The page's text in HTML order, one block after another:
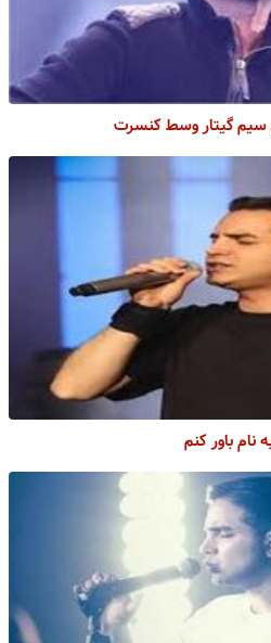
سیم گیتار وسط کنسرت
باور کنم